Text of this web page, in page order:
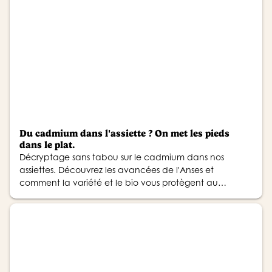
Du cadmium dans l'assiette ? On met les pieds
dans le plat.
Décryptage sans tabou sur le cadmium dans nos
assiettes. Découvrez les avancées de l'Anses et
comment la variété et le bio vous protègent au